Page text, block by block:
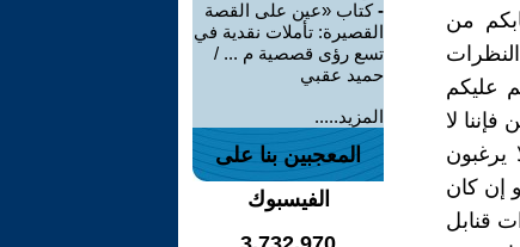
من
عليكم
لا
يرغبون
إن كان
قنابل
-كتاب «عين على القصة
القصيرة: تأملات نقدية في
تسع رؤى قصصية م ... /
حميد عقبي
المزيد.....
المعجبين بنا على
الفيسبوك